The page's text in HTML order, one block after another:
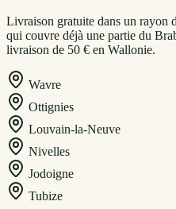
Livraison gratuite dans un rayon
qui couvre déjà une partie du
livraison de 50 € en Wallonie.
Wavre
Ottignies
Louvain-la-Neuve
Nivelles
Jodoigne
Tubize